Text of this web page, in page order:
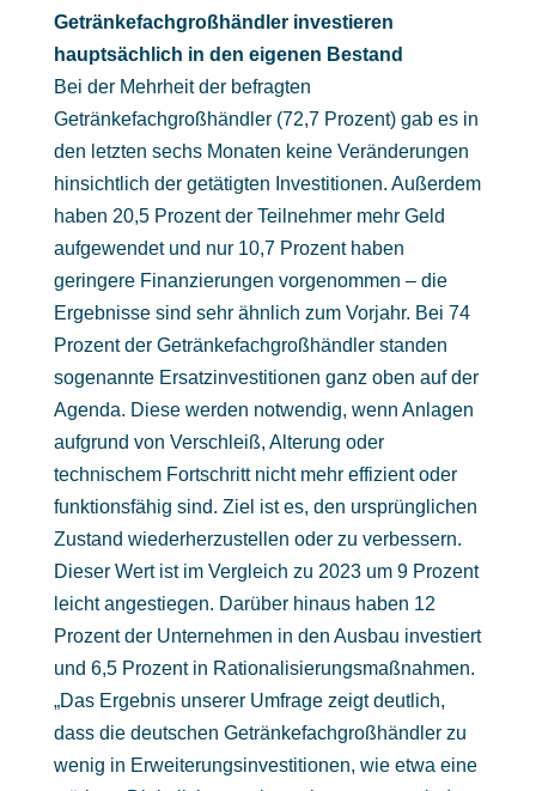
Getränkefachgroßhändler investieren
hauptsächlich in den eigenen Bestand
Bei der Mehrheit der befragten
Getränkefachgroßhändler (72,7 Prozent) gab es in
den letzten sechs Monaten keine Veränderungen
hinsichtlich der getätigten Investitionen. Außerdem
haben 20,5 Prozent der Teilnehmer mehr Geld
aufgewendet und nur 10,7 Prozent haben
geringere Finanzierungen vorgenommen – die
Ergebnisse sind sehr ähnlich zum Vorjahr. Bei 74
Prozent der Getränkefachgroßhändler standen
sogenannte Ersatzinvestitionen ganz oben auf der
Agenda. Diese werden notwendig, wenn Anlagen
aufgrund von Verschleiß, Alterung oder
technischem Fortschritt nicht mehr effizient oder
funktionsfähig sind. Ziel ist es, den ursprünglichen
Zustand wiederherzustellen oder zu verbessern.
Dieser Wert ist im Vergleich zu 2023 um 9 Prozent
leicht angestiegen. Darüber hinaus haben 12
Prozent der Unternehmen in den Ausbau investiert
und 6,5 Prozent in Rationalisierungsmaßnahmen.
„Das Ergebnis unserer Umfrage zeigt deutlich,
dass die deutschen Getränkefachgroßhändler zu
wenig in Erweiterungsinvestitionen, wie etwa eine